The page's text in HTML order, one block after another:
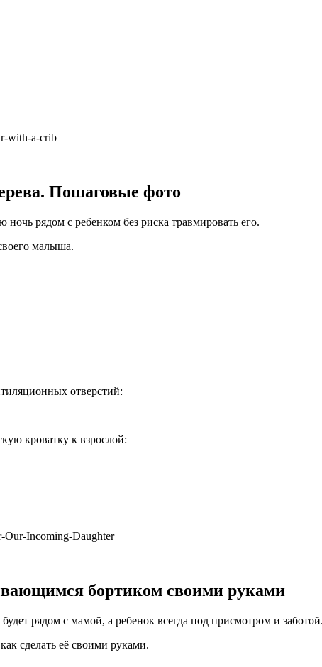
with-a-crib
Пошаговые фото
ночь рядом с ребенком без риска травмировать его.
малыша.
отверстий:
кроватку к взрослой:
Our-Incoming-Daughter
бортиком своими руками
рядом с мамой, а ребенок всегда под присмотром и заботой.
сделать её своими руками.